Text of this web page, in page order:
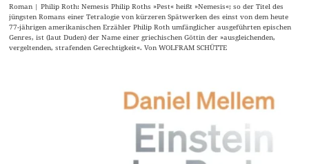
Roman | Philip Roth: Nemesis Philip Roths »Pest« heißt »Nemesis«; so der Titel des
jüngsten Romans einer Tetralogie von kürzeren Spätwerken des einst von dem heute
77-jährigen amerikanischen Erzähler Philip Roth umfänglicher ausgeführten epischen
Genres, ist (laut Duden) der Name einer griechischen Göttin der »ausgleichenden,
vergeltenden, strafenden Gerechtigkeit«. Von WOLFRAM SCHÜTTE